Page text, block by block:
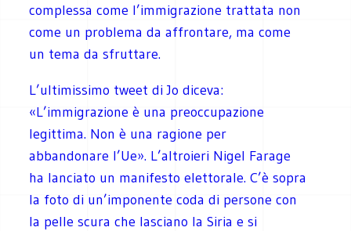
complessa come l’immigrazione trattata non
come un problema da affrontare, ma come
un tema da sfruttare.
L’ultimissimo tweet di Jo diceva:
«L’immigrazione è una preoccupazione
legittima. Non è una ragione per
abbandonare l’Ue». L’altroieri Nigel Farage
ha lanciato un manifesto elettorale. C’è sopra
la foto di un’imponente coda di persone con
la pelle scura che lasciano la Siria e si